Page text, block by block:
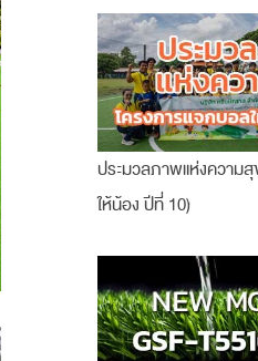
ประมวลภาพแห่งความสุ
ให้น้อง ปีที่ 10)